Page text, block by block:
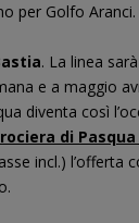
per Golfo Aranci.
. La linea
e a maggio
diventa così
di Pasqua
incl.)